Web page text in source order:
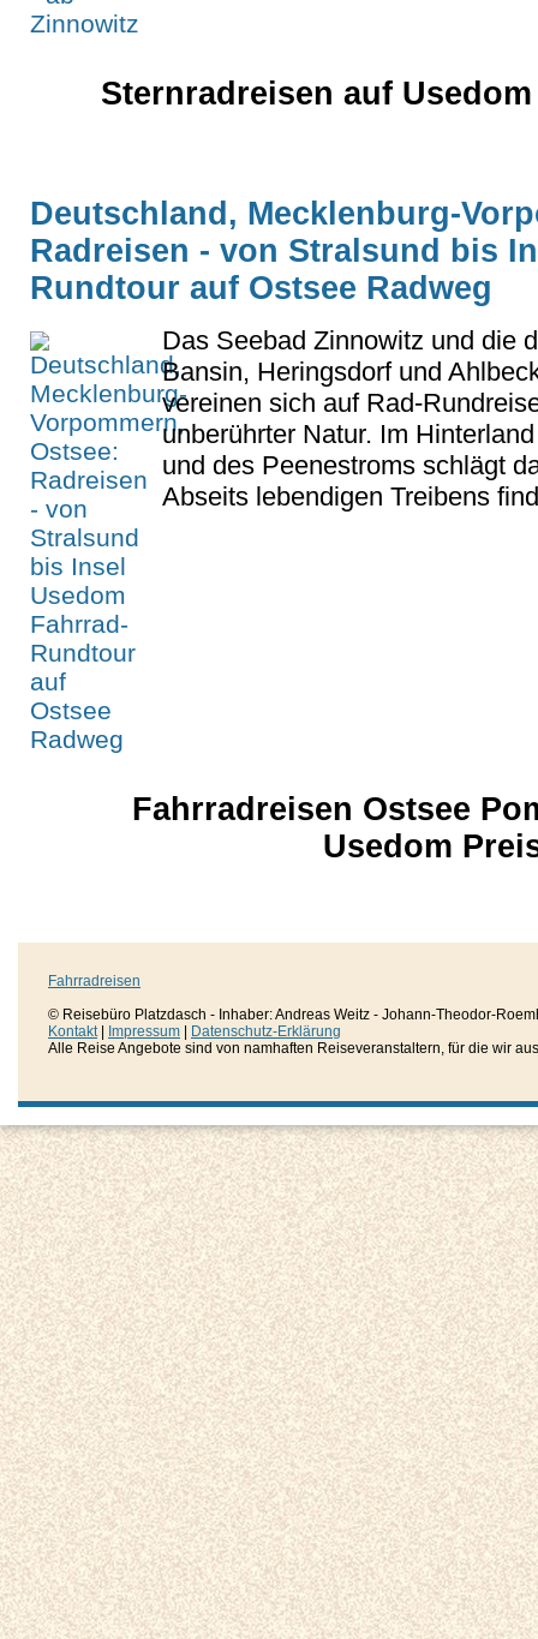
Sternradreisen auf
Deutschland, Mecklenburg-
Radreisen - von Stralsund bis
Rundtour auf Ostsee Radweg
Das Seebad Zinnowitz und die
Bansin, Heringsdorf und
vereinen sich auf Rad-
unberührter Natur. Im
und des Peenestroms schlägt
Abseits lebendigen Treibens
Fahrradreisen Ostsee
Usedom
Fahrradreisen
© Reisebüro Platzdasch - Inhaber: Andreas Weitz - Johann-Theodor-
Kontakt| Impressum
Datenschutz-Erklärung
Alle Reise Angebote sind von namhaften Reiseveranstaltern, für die wir